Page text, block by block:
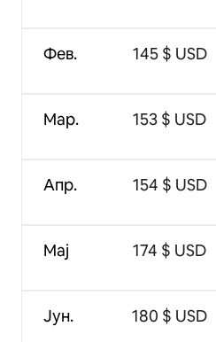
Фев.
Мар.
Апр.
Мај
Јун.
145 $ USD
153 $ USD
154 $ USD
174 $ USD
180 $ USD